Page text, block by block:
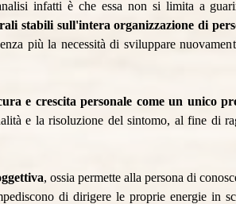
infatti è che essa non si limita a
stabili sull'intera organizzazione di
più la necessità di sviluppare
e crescita personale come un unico
e la risoluzione del sintomo, al fine di
, ossia permette alla persona di
di dirigere le proprie energie in